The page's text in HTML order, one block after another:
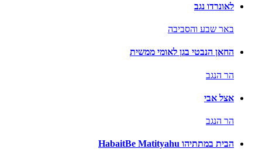
לאונרדו נגב
באר שבע והסביבה
החאן הנבטי בגן לאומי ממשית
הר הנגב
אצל אבי
הר הנגב
הבית במתתיהו HabaitBe Matityahu